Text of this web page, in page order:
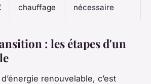
chauffage
nécessaire
: les étapes d'un
renouvelable, c’est